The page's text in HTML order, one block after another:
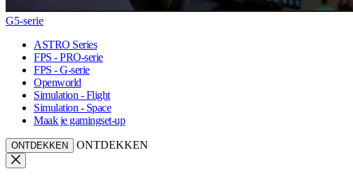
G5-serie
ASTRO Series
FPS - PRO-serie
FPS - G-serie
Openworld
Simulation - Flight
Simulation - Space
Maak je gamingset-up
ONTDEKKEN ONTDEKKEN